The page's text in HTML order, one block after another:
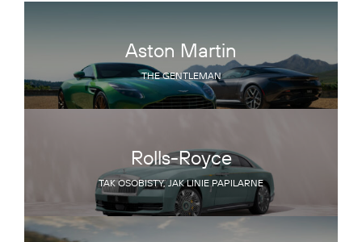
Aston Martin
THE GENTLEMAN
Rolls-Royce
TAK OSOBISTY, JAK LINIE PAPILARNE